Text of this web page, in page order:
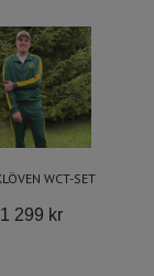
WCT-SET
1 299 kr